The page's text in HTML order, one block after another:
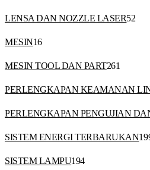
LENSA DAN NOZZLE LASER52
MESIN16
MESIN TOOL DAN PART261
PERLENGKAPAN KEAMANAN
PERLENGKAPAN PENGUJIAN
SISTEM ENERGI TERBARUKAN
SISTEM LAMPU194